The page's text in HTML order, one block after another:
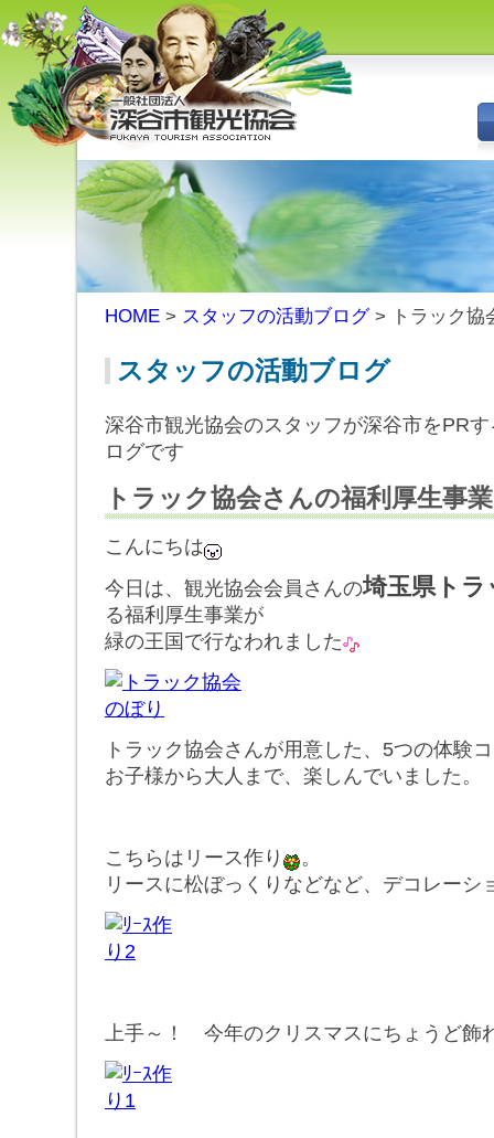
（旧深谷市・岡部町・花園町・
川本町）の観光情報
HOME > スタッフの活動ブログ> トラック協
スタッフの活動ブログ
深谷市観光協会のスタッフが深谷市をPR
ログです
トラック協会さんの福利厚生事業
こんにちは
今日は、観光協会会員さんの埼玉県トラ
る福利厚生事業が
緑の王国で行なわれました
トラック協会さんが用意した、5つの体験
お子様から大人まで、楽しんでいました。
こちらはリース作り
。
リースに松ぼっくりなどなど、デコレーシ
上手～！ 今年のクリスマスにちょうど飾